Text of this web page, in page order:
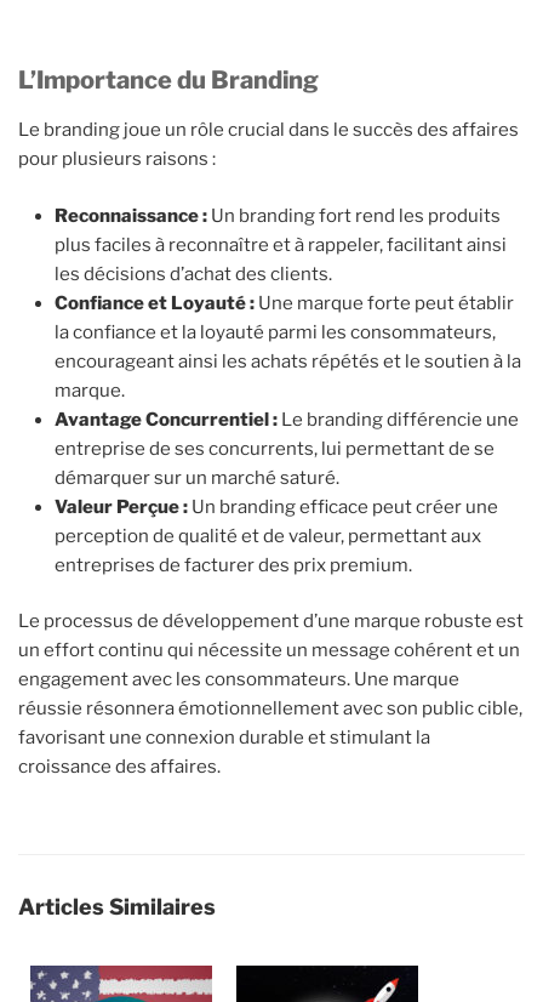
L’Importance du Branding
Le branding joue un rôle crucial dans le succès des affaires
pour plusieurs raisons :
Reconnaissance : Un branding fort rend les produits
plus faciles à reconnaître et à rappeler, facilitant ainsi
les décisions d’achat des clients.
Confiance et Loyauté : Une marque forte peut établir
la confiance et la loyauté parmi les consommateurs,
encourageant ainsi les achats répétés et le soutien à la
marque.
Avantage Concurrentiel : Le branding différencie une
entreprise de ses concurrents, lui permettant de se
démarquer sur un marché saturé.
Valeur Perçue : Un branding efficace peut créer une
perception de qualité et de valeur, permettant aux
entreprises de facturer des prix premium.
Le processus de développement d’une marque robuste est
un effort continu qui nécessite un message cohérent et un
engagement avec les consommateurs. Une marque
réussie résonnera émotionnellement avec son public cible,
favorisant une connexion durable et stimulant la
croissance des affaires.
Articles Similaires